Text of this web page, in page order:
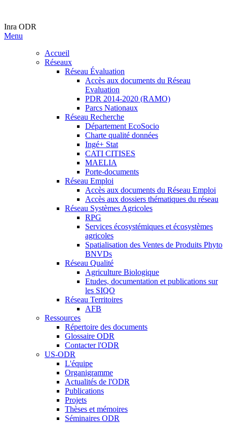
Inra ODR
Menu
Accueil
Réseaux
Réseau Évaluation
Accès aux documents du Réseau
Evaluation
PDR 2014-2020 (RAMO)
Parcs Nationaux
Réseau Recherche
Département EcoSocio
Charte qualité données
Ingé+ Stat
CATI CITISES
MAELIA
Porte-documents
Réseau Emploi
Accès aux documents du Réseau Emploi
Accès aux dossiers thématiques du réseau
Réseau Systèmes Agricoles
RPG
Services écosystémiques et écosystèmes
agricoles
Spatialisation des Ventes de Produits Phyto
BNVDs
Réseau Qualité
Agriculture Biologique
Etudes, documentation et publications sur
les SIQO
Réseau Territoires
AFB
Ressources
Répertoire des documents
Glossaire ODR
Contacter l'ODR
US-ODR
L'équipe
Organigramme
Actualités de l'ODR
Publications
Projets
Thèses et mémoires
Séminaires ODR